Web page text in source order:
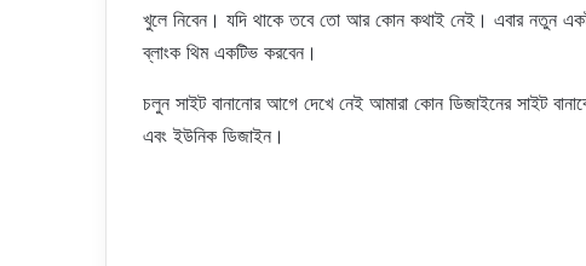
খুলে নিবেন। যদি থাকে তবে তো আর কোন কথাই নেই। এবার নতুন
ব্লাংক থিম একটিভ করবেন।
চলুন সাইট বানানোর আগে দেখে নেই আমারা কোন ডিজাইনের সাইট
এবং ইউনিক ডিজাইন।